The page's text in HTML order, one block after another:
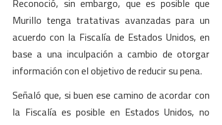
Murillo tenga tratativas avanzadas para un
acuerdo con la Fiscalía de Estados Unidos, en
base a una inculpación a cambio de otorgar
información con el objetivo de reducir su pena.
Señaló que, si buen ese camino de acordar con
la Fiscalía es posible en Estados Unidos, no